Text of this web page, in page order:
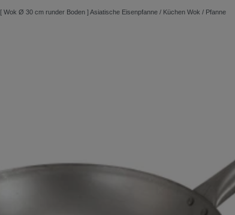
[ Wok Ø 30 cm runder Boden ] Asiatische Eisenpfanne / Küchen Wok / Pfanne